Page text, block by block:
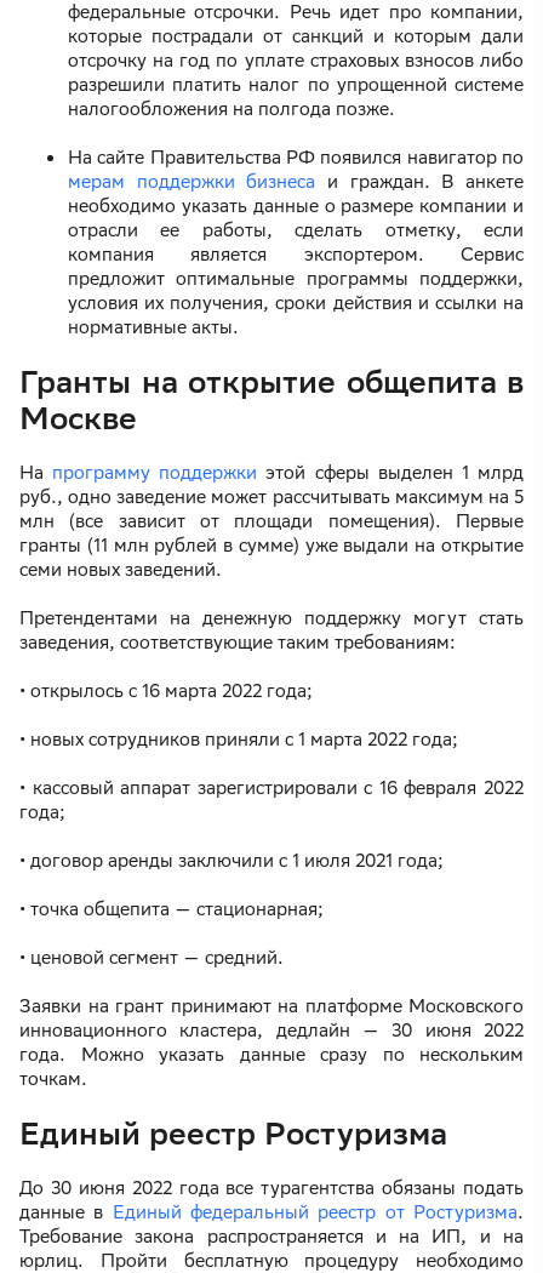
федеральные отсрочки. Речь идет про компании,
которые пострадали от санкций и которым дали
отсрочку на год по уплате страховых взносов либо
разрешили платить налог по упрощенной системе
налогообложения на полгода позже.
На сайте Правительства РФ появился навигатор по
мерам поддержки бизнеса и граждан. В анкете
необходимо указать данные о размере компании и
отрасли ее работы, сделать отметку, если
компания является экспортером. Сервис
предложит оптимальные программы поддержки,
условия их получения, сроки действия и ссылки на
нормативные акты.
Гранты на открытие общепита в
Москве
На программу поддержки этой сферы выделен 1 млрд
руб., одно заведение может рассчитывать максимум на 5
млн (все зависит от площади помещения). Первые
гранты (11 млн рублей в сумме) уже выдали на открытие
семи новых заведений.
Претендентами на денежную поддержку могут стать
заведения, соответствующие таким требованиям:
• открылось с 16 марта 2022 года;
• новых сотрудников приняли с 1 марта 2022 года;
• кассовый аппарат зарегистрировали с 16 февраля 2022
года;
• договор аренды заключили с 1 июля 2021 года;
• точка общепита — стационарная;
• ценовой сегмент — средний.
Заявки на грант принимают на платформе Московского
инновационного кластера, дедлайн — 30 июня 2022
года. Можно указать данные сразу по нескольким
точкам.
Единый реестр Ростуризма
До 30 июня 2022 года все турагентства обязаны подать
данные в Единый федеральный реестр от Ростуризма.
Требование закона распространяется и на ИП, и на
юрлиц. Пройти бесплатную процедуру необходимо